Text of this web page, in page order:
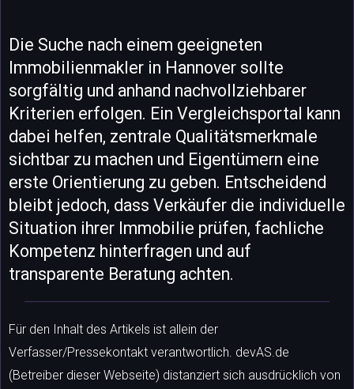
Die Suche nach einem geeigneten
Immobilienmakler in Hannover sollte
sorgfältig und anhand nachvollziehbarer
Kriterien erfolgen. Ein Vergleichsportal kann
dabei helfen, zentrale Qualitätsmerkmale
sichtbar zu machen und Eigentümern eine
erste Orientierung zu geben. Entscheidend
bleibt jedoch, dass Verkäufer die individuelle
Situation ihrer Immobilie prüfen, fachliche
Kompetenz hinterfragen und auf
transparente Beratung achten.
Für den Inhalt des Artikels ist allein der
Verfasser/Pressekontakt verantwortlich. devAS.de
(Betreiber dieser Webseite) distanziert sich ausdrücklich von